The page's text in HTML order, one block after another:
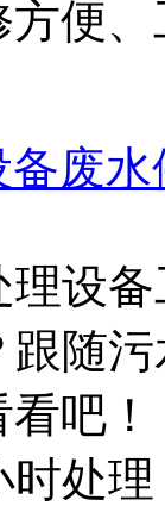
便
废
设备
跟随
看吧
时处